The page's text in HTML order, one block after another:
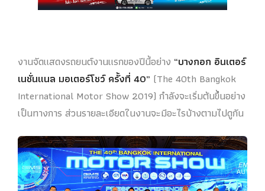
งานจัดแสดงรถยนต์งานแรกของปีนี้อย่าง “บางกอก อินเตอร์
เนชั่นแนล มอเตอร์โชว์ ครั้งที่ 40” (The 40th Bangkok
International Motor Show 2019) กำลังจะเริ่มต้นขึ้นอย่าง
เป็นทางการ ส่วนรายละเอียดในงานจะมีอะไรบ้างตามไปดูกัน